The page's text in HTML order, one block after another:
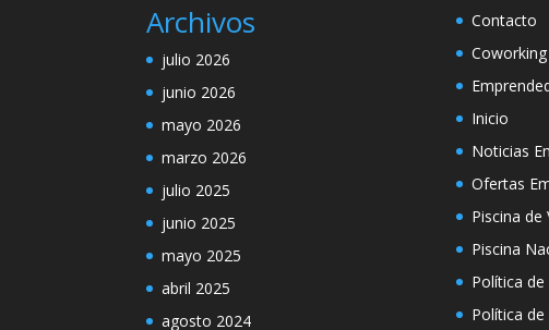
Archivos
julio 2026
junio 2026
mayo 2026
marzo 2026
julio 2025
junio 2025
mayo 2025
abril 2025
agosto 2024
Contacto
Coworking
Inicio
Noticias
Ofertas
Piscina de
Piscina
Política de
Política de